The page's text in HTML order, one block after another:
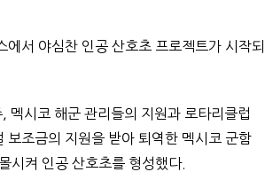
에서 야심찬 인공 산호초 프로젝트가 시작되
멕시코 해군 관리들의 지원과 로타리클럽
보조금의 지원을 받아 퇴역한 멕시코 군함
시켜 인공 산호초를 형성했다.